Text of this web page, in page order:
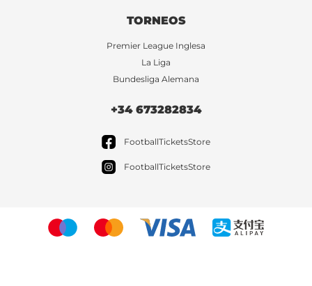
TORNEOS
Premier League Inglesa
La Liga
Bundesliga Alemana
+34 673282834
FootballTicketsStore
FootballTicketsStore